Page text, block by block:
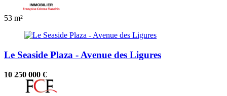
53 m²
Le Seaside Plaza - Avenue des Ligures
10 250 000 €